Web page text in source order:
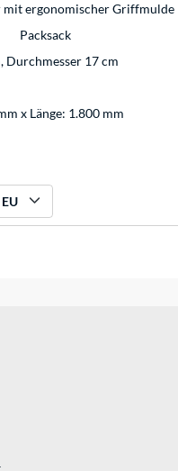
mit ergonomischer Griffmulde
Packsack
Durchmesser 17 cm
x Länge: 1.800 mm